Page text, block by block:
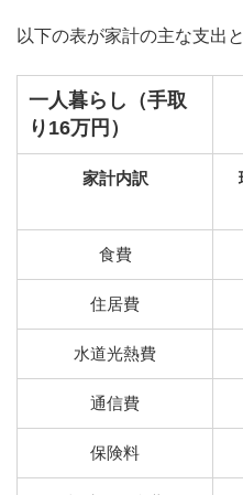
以下の表が家計の主な支出
一人暮らし（手取
り16万円）
家計内訳
食費
住居費
水道光熱費
通信費
保険料